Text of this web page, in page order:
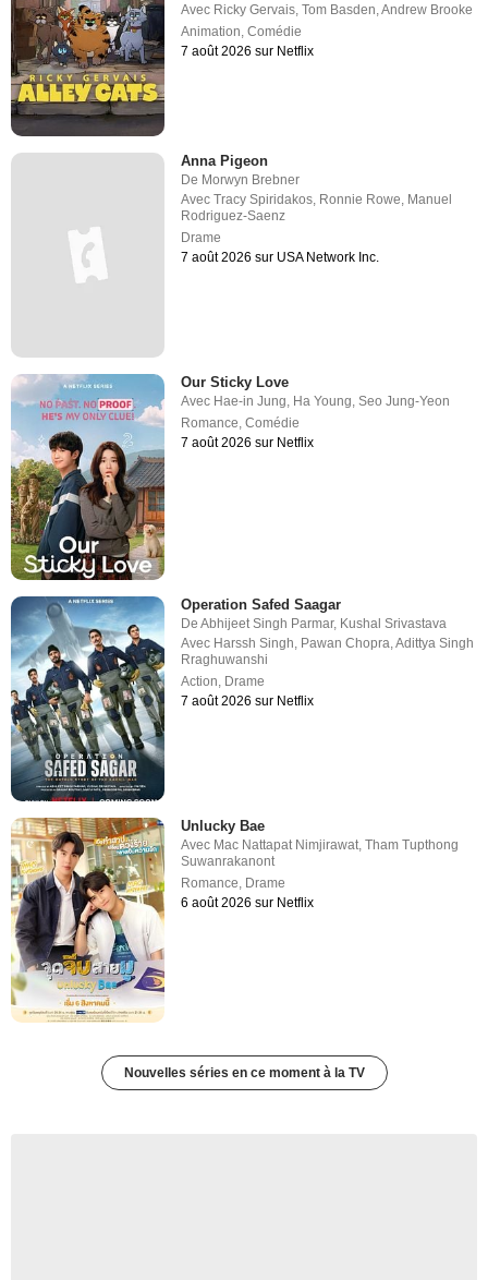
Avec Ricky Gervais,Tom Basden,Andrew Brooke
Animation,Comédie
7 août 2026 sur Netflix
Anna Pigeon
De Morwyn Brebner
AvecTracy Spiridakos, Ronnie Rowe, Manuel
Rodriguez-Saenz
Drame
7 août 2026 sur USA Network Inc.
Our Sticky Love
Avec Hae-in Jung, Ha Young,Seo Jung-Yeon
Romance,Comédie
7 août 2026 sur Netflix
Operation Safed Saagar
DeAbhijeet Singh Parmar, Kushal Srivastava
Avec Harssh Singh Pawan Chopra ,Adittya Singh
Rraghuwanshi
Action Drame
7 août 2026 sur Netflix
Unlucky Bae
Avec Mac Nattapat Nimjirawat,Tham Tupthong
Suwanrakanont
Romance, Drame
6 août 2026 sur Netflix
Nouvelles séries en ce moment à la TV